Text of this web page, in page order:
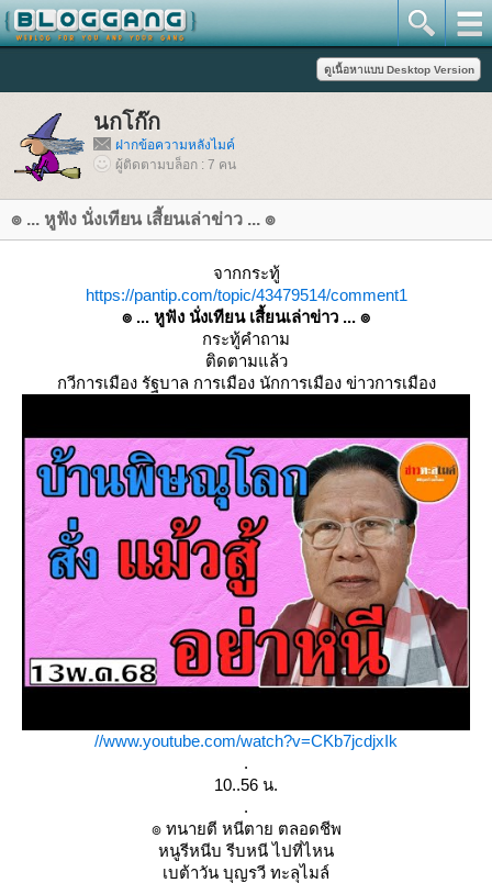
นกโก๊ก
ฝากข้อความหลังไมค์
ผู้ติดตามบล็อก : 7 คน
๏ ... หูฟัง นั่งเทียน เสี้ยนเล่าข่าว ... ๏
จากกระทู้
https://pantip.com/topic/43479514/comment1
๏ ... หูฟัง นั่งเทียน เสี้ยนเล่าข่าว ... ๏
กระทู้คำถาม
ติดตามแล้ว
กวีการเมือง รัฐบาล การเมือง นักการเมือง ข่าวการเมือง
//www.youtube.com/watch?v=CKb7jcdjxIk
.
10..56 น.
.
๏ ทนายตี หนีตาย ตลอดชีพ
หนูรีหนีบ รีบหนี ไปที่ไหน
เบต้าวัน บุญรวี ทะลุไมล์